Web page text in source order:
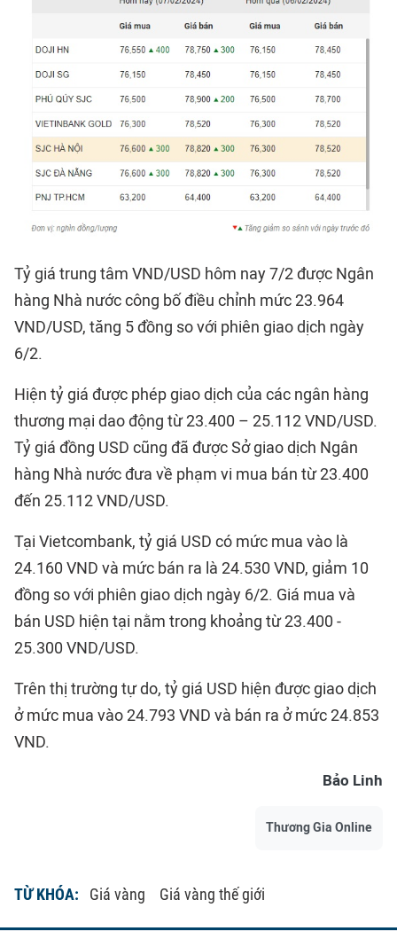
Tỷ giá trung tâm VND/USD hôm nay 7/2 được Ngân
hàng Nhà nước công bố điều chỉnh mức 23.964
VND/USD, tăng 5 đồng so với phiên giao dịch ngày
6/2.
Hiện tỷ giá được phép giao dịch của các ngân hàng
thương mại dao động từ 23.400 – 25.112 VND/USD.
Tỷ giá đồng USD cũng đã được Sở giao dịch Ngân
hàng Nhà nước đưa về phạm vi mua bán từ 23.400
đến 25.112 VND/USD.
Tại Vietcombank, tỷ giá USD có mức mua vào là
24.160 VND và mức bán ra là 24.530 VND, giảm 10
đồng so với phiên giao dịch ngày 6/2. Giá mua và
bán USD hiện tại nằm trong khoảng từ 23.400 -
25.300 VND/USD.
Trên thị trường tự do, tỷ giá USD hiện được giao dịch
ở mức mua vào 24.793 VND và bán ra ở mức 24.853
VND.
Bảo Linh
Thương Gia Online
TỪ KHÓA: Giá vàng Giá vàng thế giới